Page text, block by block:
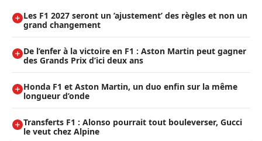
Les F1 2027 seront un ’ajustement’ des règles et non un
grand changement
De l’enfer à la victoire en F1 : Aston Martin peut gagner
des Grands Prix d’ici deux ans
Honda F1 et Aston Martin, un duo enfin sur la même
longueur d’onde
Transferts F1 : Alonso pourrait tout bouleverser, Gucci
le veut chez Alpine